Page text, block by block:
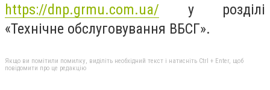
https://dnp.grmu.com.ua/ у розділі
«Технічне обслуговування ВБСГ».
Якщо ви помітили помилку, виділіть необхідний текст і натисніть Ctrl + Enter, щоб
повідомити про це редакцію